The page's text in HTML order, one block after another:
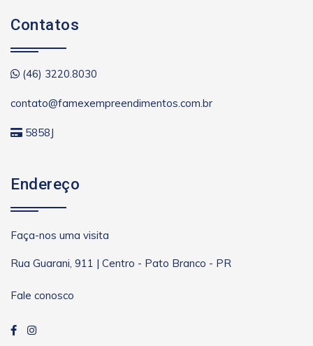
Contatos
(46) 3220.8030
contato@famexempreendimentos.com.br
5858J
Endereço
Faça-nos uma visita
Rua Guarani, 911 | Centro - Pato Branco - PR
Fale conosco